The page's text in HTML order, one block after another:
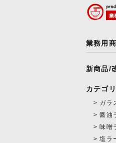
業務用
新商品/
カテゴ
ガラ
醤油
味噌
塩ラ